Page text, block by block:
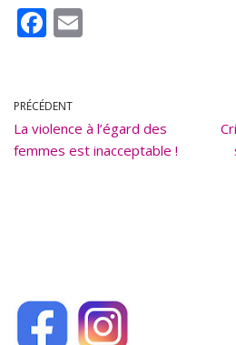
F
b
o
o
PRÉCÉDENT
La violence à l’égard des
femmes est inacceptable !